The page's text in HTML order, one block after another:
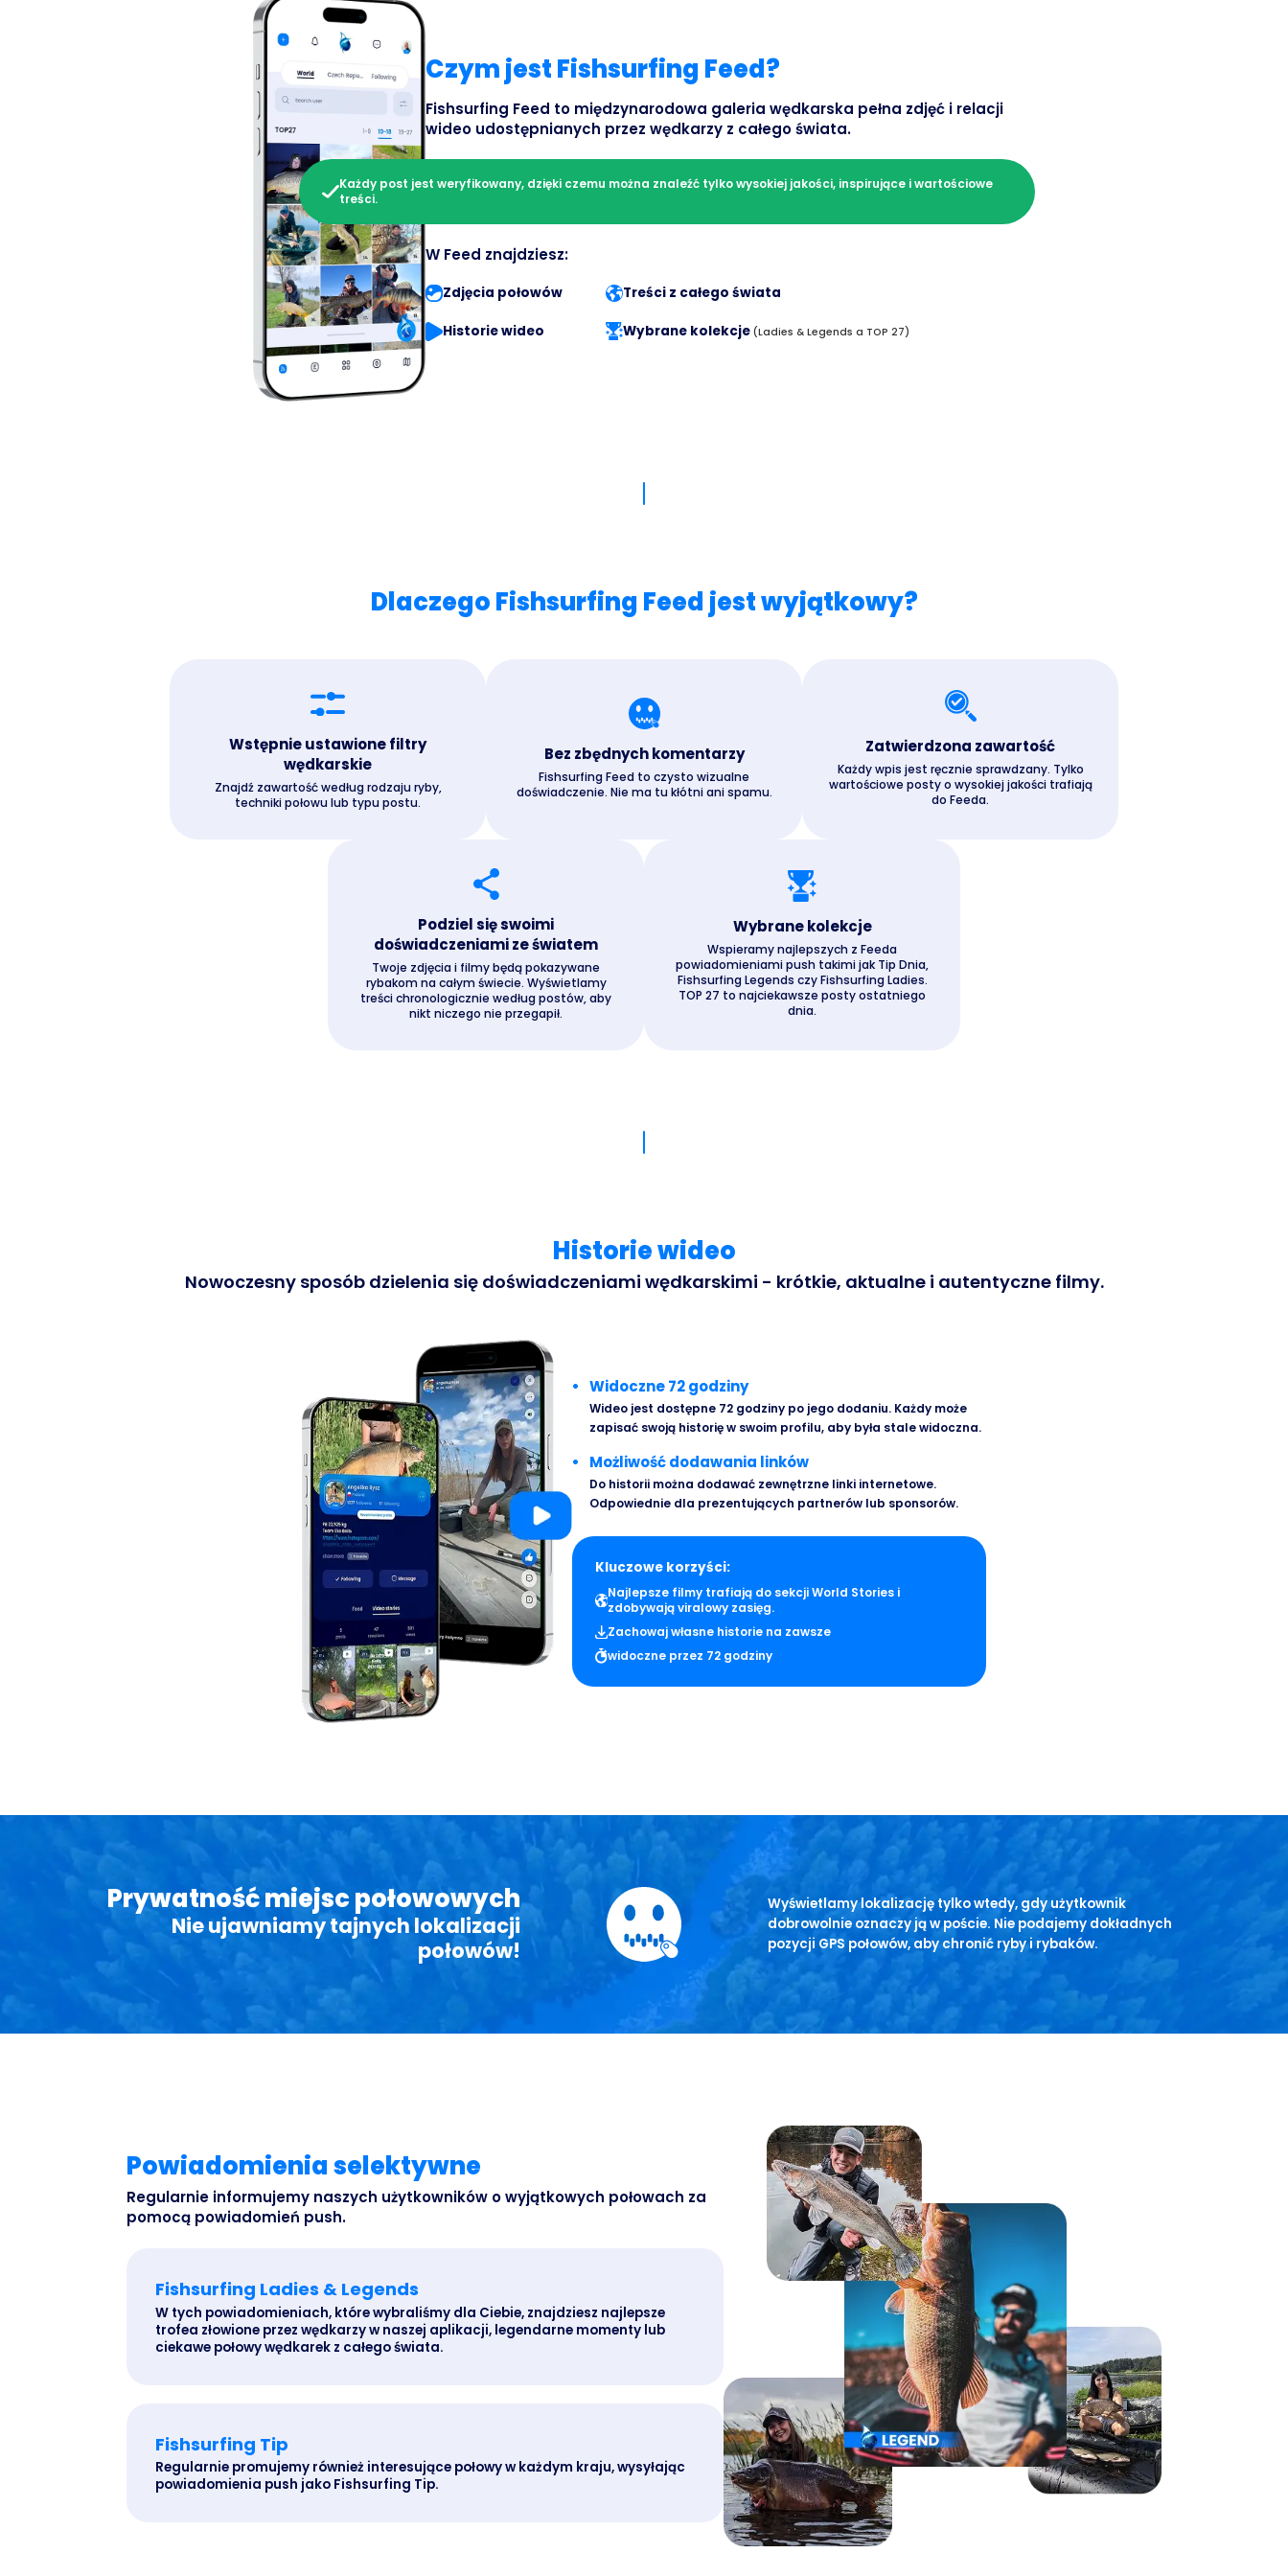
Czym jest Fishsurfing Feed?
Fishsurfing Feed to międzynarodowa galeria wędkarska pełna zdjęć i relacji
wideo udostępnianych przez wędkarzy z całego świata.
Każdy post jest weryfikowany, dzięki czemu można znaleźć tylko wysokiej jakości, inspirujące i wartościowe
treści.
W Feed znajdziesz:
Zdjęcia połowów Treści z całego świata
Historie wideo Wybrane kolekcje (Ladies & Legends a TOP 27)
Dlaczego Fishsurfing Feed jest wyjątkowy?
Wstępnie ustawione filtry
wędkarskie
Znajdź zawartość według rodzaju ryby,
techniki połowu lub typu postu.
Bez zbędnych komentarzy
Fishsurfing Feed to czysto wizualne
doświadczenie. Nie ma tu kłótni ani spamu.
Zatwierdzona zawartość
Każdy wpis jest ręcznie sprawdzany. Tylko
wartościowe posty o wysokiej jakości trafiają
do Feeda.
Podziel się swoimi
doświadczeniami ze światem
Twoje zdjęcia i filmy będą pokazywane
rybakom na całym świecie. Wyświetlamy
treści chronologicznie według postów, aby
nikt niczego nie przegapił.
Wybrane kolekcje
Wspieramy najlepszych z Feeda
powiadomieniami push takimi jak Tip Dnia,
Fishsurfing Legends czy Fishsurfing Ladies.
TOP 27 to najciekawsze posty ostatniego
dnia.
Historie wideo
Nowoczesny sposób dzielenia się doświadczeniami wędkarskimi - krótkie, aktualne i autentyczne filmy.
Widoczne 72 godziny
Wideo jest dostępne 72 godziny po jego dodaniu. Każdy może
zapisać swoją historię w swoim profilu, aby była stale widoczna.
Możliwość dodawania linków
Do historii można dodawać zewnętrzne linki internetowe.
Odpowiednie dla prezentujących partnerów lub sponsorów.
Kluczowe korzyści:
Najlepsze filmy trafiają do sekcji World Stories i
zdobywają viralowy zasięg.
Zachowaj własne historie na zawsze
widoczne przez 72 godziny
Prywatność miejsc połowowych
Nie ujawniamy tajnych lokalizacji
połowów!
Wyświetlamy lokalizację tylko wtedy, gdy użytkownik
dobrowolnie oznaczy ją w poście. Nie podajemy dokładnych
pozycji GPS połowów, aby chronić ryby i rybaków.
Powiadomienia selektywne
Regularnie informujemy naszych użytkowników o wyjątkowych połowach za
pomocą powiadomień push.
Fishsurfing Ladies & Legends
W tych powiadomieniach, które wybraliśmy dla Ciebie, znajdziesz najlepsze
trofea złowione przez wędkarzy w naszej aplikacji, legendarne momenty lub
ciekawe połowy wędkarek z całego świata.
Fishsurfing Tip
Regularnie promujemy również interesujące połowy w każdym kraju, wysyłając
powiadomienia push jako Fishsurfing Tip.